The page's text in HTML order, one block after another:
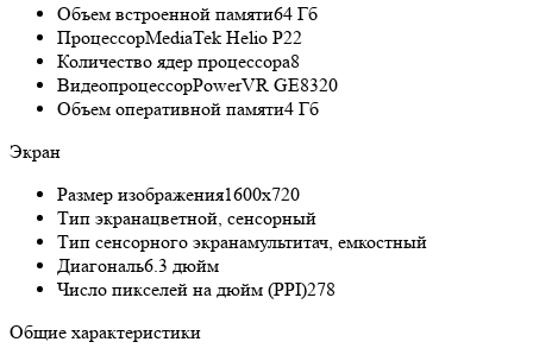
Объем встроенной памяти64 Гб
ПроцессорMediaTek Helio P22
Количество ядер процессора8
ВидеопроцессорPowerVR GE8320
Объем оперативной памяти4 Гб
Экран
Размер изображения1600х720
Тип экранацветной, сенсорный
Тип сенсорного экранамультитач, емкостный
Диагональ6.3 дюйм
Число пикселей на дюйм (PPI)278
Общие характеристики